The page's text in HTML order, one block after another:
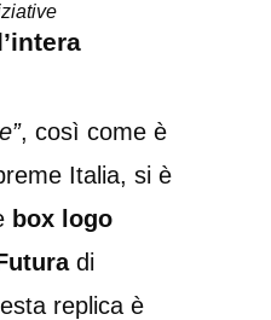
, così come è
Italia, si è
box logo
di
replica è